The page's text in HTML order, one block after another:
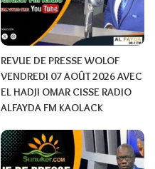
REVUE DE PRESSE WOLOF
VENDREDI 07 AOÛT 2026 AVEC
EL HADJI OMAR CISSE RADIO
ALFAYDA FM KAOLACK